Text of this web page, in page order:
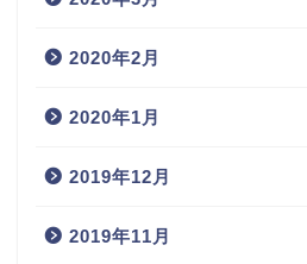
2020年2月
2020年1月
2019年12月
2019年11月